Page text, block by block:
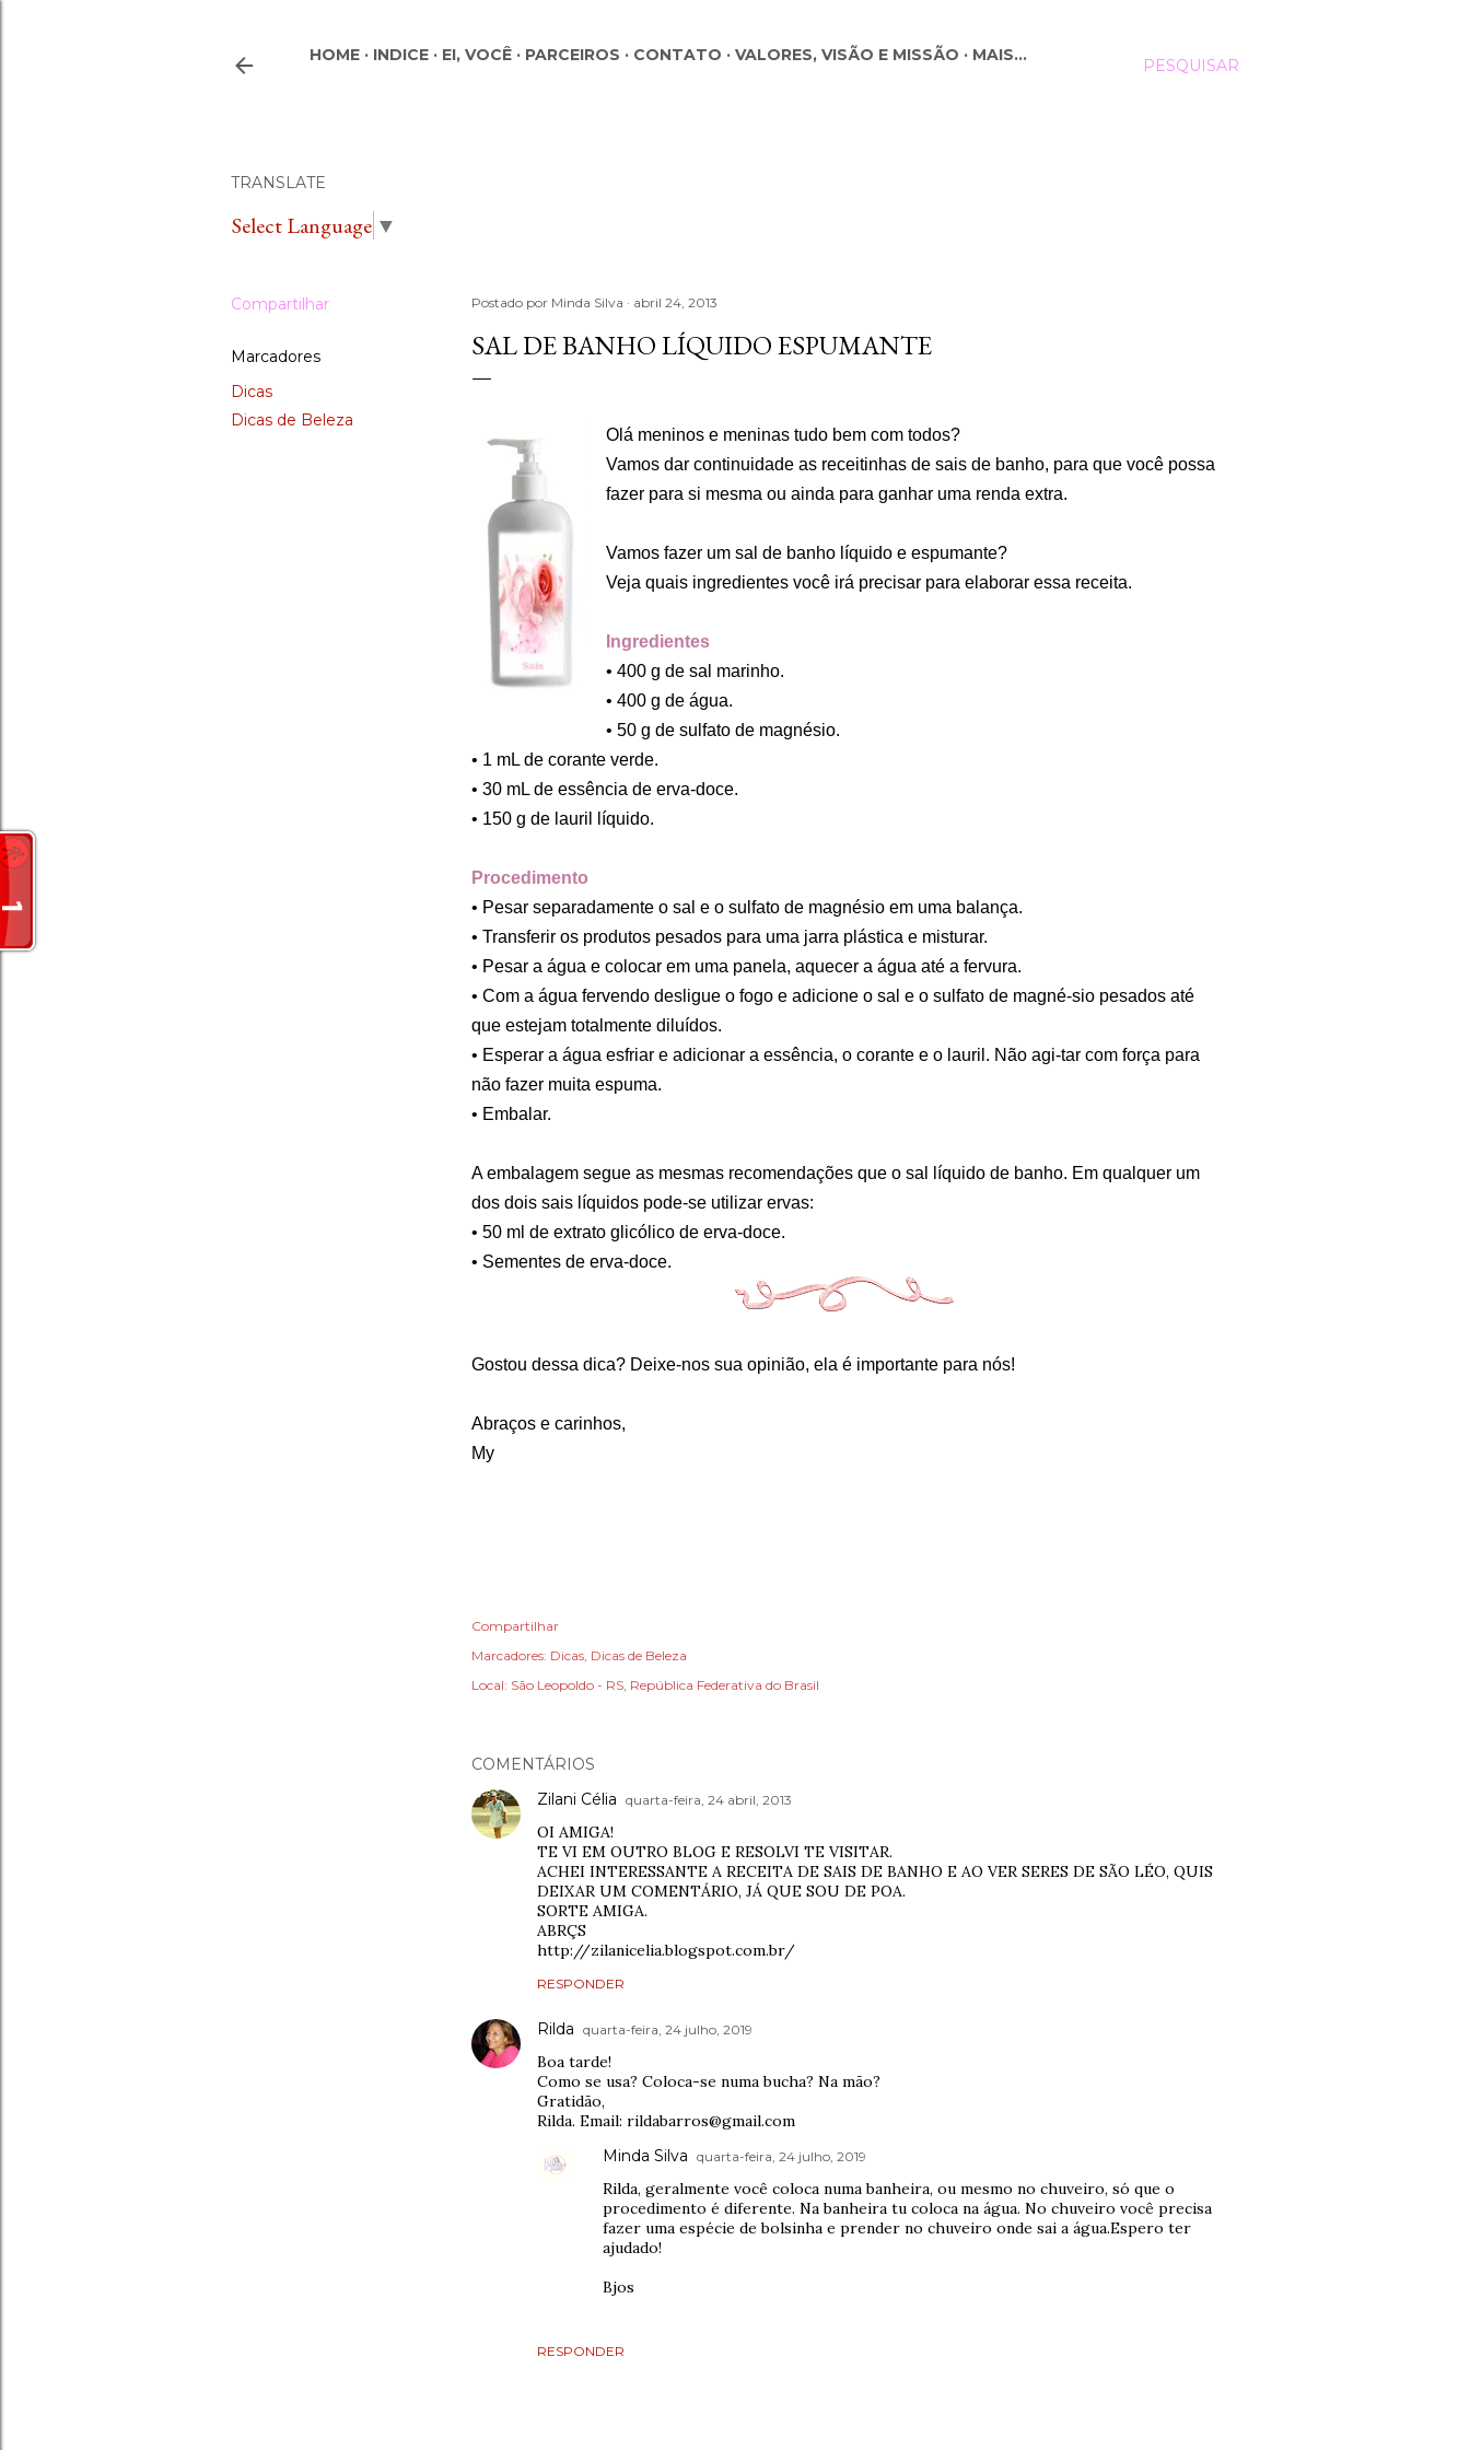
PESQUISAR
HOME INDICE EI, VOCÊ PARCEIROS CONTATO VALORES, VISÃO E MISSÃO MAIS…
TRANSLATE
Select Language ▼
Compartilhar
Marcadores
Dicas
Dicas de Beleza
Postado por Minda Silva abril 24, 2013
SAL DE BANHO LÍQUIDO ESPUMANTE
Olá meninos e meninas tudo bem com todos?
Vamos dar continuidade as receitinhas de sais de banho, para que você possa
fazer para si mesma ou ainda para ganhar uma renda extra.
Vamos fazer um sal de banho líquido e espumante?
Veja quais ingredientes você irá precisar para elaborar essa receita.
Ingredientes
• 400 g de sal marinho.
• 400 g de água.
• 50 g de sulfato de magnésio.
• 1 mL de corante verde.
• 30 mL de essência de erva-doce.
• 150 g de lauril líquido.
Procedimento
• Pesar separadamente o sal e o sulfato de magnésio em uma balança.
• Transferir os produtos pesados para uma jarra plástica e misturar.
• Pesar a água e colocar em uma panela, aquecer a água até a fervura.
• Com a água fervendo desligue o fogo e adicione o sal e o sulfato de magné-sio pesados até
que estejam totalmente diluídos.
• Esperar a água esfriar e adicionar a essência, o corante e o lauril. Não agi-tar com força para
não fazer muita espuma.
• Embalar.
A embalagem segue as mesmas recomendações que o sal líquido de banho. Em qualquer um
dos dois sais líquidos pode-se utilizar ervas:
• 50 ml de extrato glicólico de erva-doce.
• Sementes de erva-doce.
Gostou dessa dica? Deixe-nos sua opinião, ela é importante para nós!
Abraços e carinhos,
My
Compartilhar
Marcadores: Dicas Dicas de Beleza
Local: São Leopoldo - RS, República Federativa do Brasil
COMENTÁRIOS
Zilani Célia quarta-feira, 24 abril, 2013
OI AMIGA!
TE VI EM OUTRO BLOG E RESOLVI TE VISITAR.
ACHEI INTERESSANTE A RECEITA DE SAIS DE BANHO E AO VER SERES DE SÃO LÉO, QUIS
DEIXAR UM COMENTÁRIO, JÁ QUE SOU DE POA.
SORTE AMIGA.
ABRÇS
http://zilanicelia.blogspot.com.br/
RESPONDER
Rilda quarta-feira, 24 julho, 2019
Boa tarde!
Como se usa? Coloca-se numa bucha? Na mão?
Gratidão,
Rilda. Email: rildabarros@gmail.com
RESPONDER
Minda Silva quarta-feira, 24 julho, 2019
Rilda, geralmente você coloca numa banheira, ou mesmo no chuveiro, só que o
procedimento é diferente. Na banheira tu coloca na água. No chuveiro você precisa
fazer uma espécie de bolsinha e prender no chuveiro onde sai a água.Espero ter
ajudado!
Bjos